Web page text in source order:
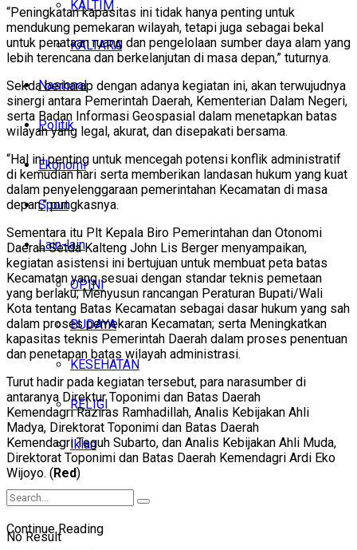
KALTIM
KALTARA
Nasional
Politik
Ekonomi
Sport
Lain-lain
OPINI
BUDAYA
KESEHATAN
RELIGI
Iklan
No Result
“Peningkatan kapasitas ini tidak hanya penting untuk
mendukung pemekaran wilayah, tetapi juga sebagai bekal
untuk penataan ruang dan pengelolaan sumber daya alam yang
lebih terencana dan berkelanjutan di masa depan,” tuturnya.
Sekda berharap dengan adanya kegiatan ini, akan terwujudnya
sinergi antara Pemerintah Daerah, Kementerian Dalam Negeri,
serta Badan Informasi Geospasial dalam menetapkan batas
wilayah yang legal, akurat, dan disepakati bersama.
“Hal ini penting untuk mencegah potensi konflik administratif
di kemudian hari serta memberikan landasan hukum yang kuat
dalam penyelenggaraan pemerintahan Kecamatan di masa
depan,” pungkasnya.
Sementara itu Plt Kepala Biro Pemerintahan dan Otonomi
Daerah Setda Kalteng John Lis Berger menyampaikan,
kegiatan asistensi ini bertujuan untuk membuat peta batas
Kecamatan yang sesuai dengan standar teknis pemetaan
yang berlaku; Menyusun rancangan Peraturan Bupati/Wali
Kota tentang Batas Kecamatan sebagai dasar hukum yang sah
dalam proses pemekaran Kecamatan; serta Meningkatkan
kapasitas teknis Pemerintah Daerah dalam proses penentuan
dan penetapan batas wilayah administrasi.
Turut hadir pada kegiatan tersebut, para narasumber di
antaranya Direktur Toponimi dan Batas Daerah
Kemendagri Raziras Ramhadillah, Analis Kebijakan Ahli
Madya, Direktorat Toponimi dan Batas Daerah
Kemendagri Teguh Subarto, dan Analis Kebijakan Ahli Muda,
Direktorat Toponimi dan Batas Daerah Kemendagri Ardi Eko
Wijoyo. ( Red)
Continue Reading